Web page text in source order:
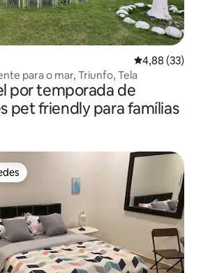
4,88 de uma
4,88 (33)
para o mar, Triunfo, Tela
por temporada de
pet friendly para famílias